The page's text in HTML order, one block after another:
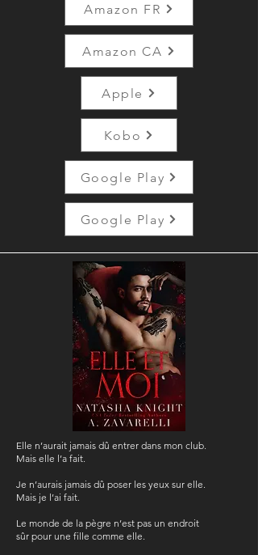
Amazon FR
Amazon CA
Apple
Kobo
Google Play
Google Play
Elle n’aurait jamais dû entrer dans mon club.
Mais elle l’a fait.
Je n’aurais jamais dû poser les yeux sur elle.
Mais je l’ai fait.
Le monde de la pègre n’est pas un endroit
sûr pour une fille comme elle.